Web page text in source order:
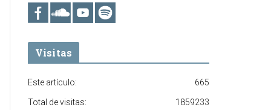
Visitas
665
Este artículo:
1859233
Total de visitas: